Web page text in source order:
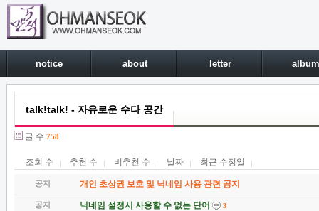
notice about letter album
talk!talk! - 자유로운 수다 공간
글 수 758
조회 수 추천 수 비추천 수 날짜 최근 수정일
공지 개인 초상권 보호 및 닉네임 사용 관련 공지
공지 닉네임 설정시 사용할 수 없는 단어 3